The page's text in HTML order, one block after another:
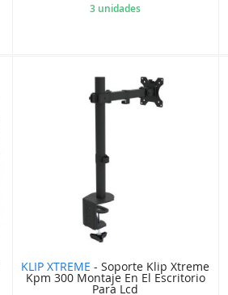
3 unidades
KLIP XTREME - Soporte Klip Xtreme
Kpm 300 Montaje En El Escritorio
Para Lcd